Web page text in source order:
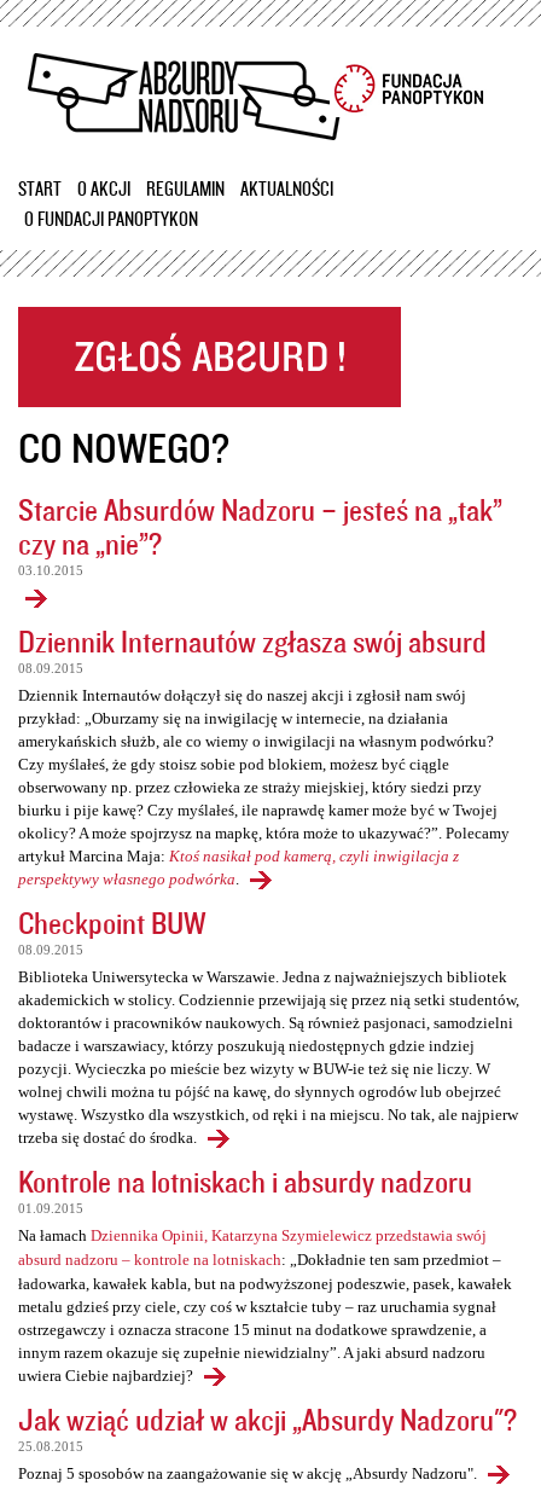
Przejdź
treści
START O AKCJI REGULAMIN
AKTUALNOŚCI
O FUNDACJI PANOPTYKON
CO NOWEGO?
Starcie Absurdów Nadzoru – jesteś na „tak”
czy na „nie”?
03.10.2015
Dziennik Internautów zgłasza swój absurd
08.09.2015
Dziennik Internautów dołączył się do naszej akcji i zgłosił nam swój
przykład: „Oburzamy się na inwigilację w internecie, na działania
amerykańskich służb, ale co wiemy o inwigilacji na własnym podwórku?
Czy myślałeś, że gdy stoisz sobie pod blokiem, możesz być ciągle
obserwowany np. przez człowieka ze straży miejskiej, który siedzi przy
biurku i pije kawę? Czy myślałeś, ile naprawdę kamer może być w Twojej
okolicy? A może spojrzysz na mapkę, która może to ukazywać?”. Polecamy
artykuł Marcina Maja: Ktoś nasikał pod kamerą, czyli inwigilacja z
perspektywy własnego podwórka
Checkpoint BUW
08.09.2015
Biblioteka Uniwersytecka w Warszawie. Jedna z najważniejszych bibliotek
akademickich w stolicy. Codziennie przewijają się przez nią setki studentów,
doktorantów i pracowników naukowych. Są również pasjonaci, samodzielni
badacze i warszawiacy, którzy poszukują niedostępnych gdzie indziej
pozycji. Wycieczka po mieście bez wizyty w BUW-ie też się nie liczy. W
wolnej chwili można tu pójść na kawę, do słynnych ogrodów lub obejrzeć
wystawę. Wszystko dla wszystkich, od ręki i na miejscu. No tak, ale najpierw
trzeba się dostać do środka.
Kontrole na lotniskach i absurdy nadzoru
01.09.2015
Na łamach Dziennika Opinii, Katarzyna Szymielewicz przedstawia swój
absurd nadzoru – kontrole na lotniskach: „Dokładnie ten sam przedmiot –
ładowarka, kawałek kabla, but na podwyższonej podeszwie, pasek, kawałek
metalu gdzieś przy ciele, czy coś w kształcie tuby – raz uruchamia sygnał
ostrzegawczy i oznacza stracone 15 minut na dodatkowe sprawdzenie, a
innym razem okazuje się zupełnie niewidzialny”. A jaki absurd nadzoru
uwiera Ciebie najbardziej?
Jak wziąć udział w akcji „Absurdy Nadzoru"?
25.08.2015
Poznaj 5 sposobów na zaangażowanie się w akcję „Absurdy Nadzoru".